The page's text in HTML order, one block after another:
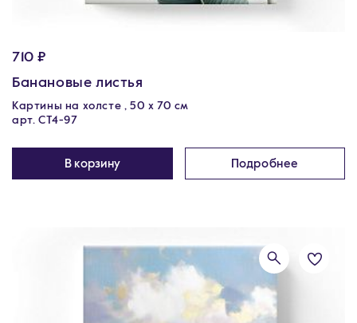
710 ₽
Банановые листья
Картины на холсте , 50 х 70 см
арт. CT4-97
В корзину Подробнее